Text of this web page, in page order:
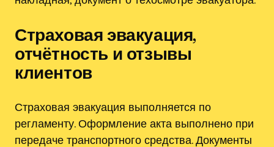
Страховая эвакуация,
отчётность и отзывы
клиентов
Страховая эвакуация выполняется по
регламенту. Оформление акта выполнено при
передаче транспортного средства. Документы